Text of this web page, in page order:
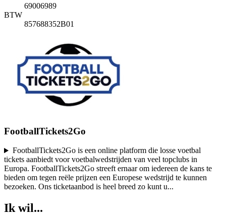
69006989
BTW
857688352B01
FootballTickets2Go
FootballTickets2Go is een online platform die losse voetbal
tickets aanbiedt voor voetbalwedstrijden van veel topclubs in
Europa. FootballTickets2Go streeft ernaar om iedereen de kans te
bieden om tegen reële prijzen een Europese wedstrijd te kunnen
bezoeken. Ons ticketaanbod is heel breed zo kunt u...
Ik wil...